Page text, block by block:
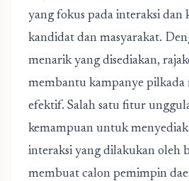
yang fokus pada interaksi dan
kandidat dan masyarakat.
menarik yang disediakan,
membantu kampanye pilkada
efektif. Salah satu fitur
kemampuan untuk
interaksi yang dilakukan oleh
membuat calon pemimpin